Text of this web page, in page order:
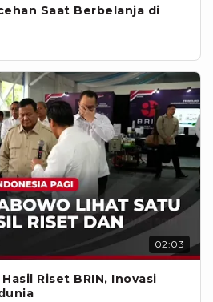
Saat Berbelanja di
02:03
Riset BRIN, Inovasi